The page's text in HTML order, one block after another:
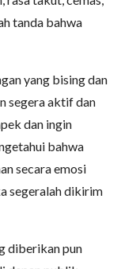
tanda bahwa
yang bising dan
segera aktif dan
dan ingin
bahwa
secara emosi
segeralah dikirim
diberikan pun